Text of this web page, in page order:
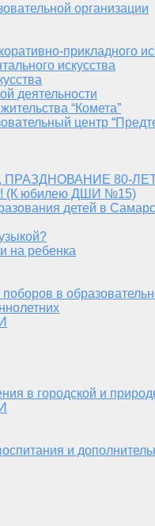
организации
прикладного
искусства
деятельности
“Комета”
центр
80-
(К юбилею ДШИ №15)
детей в
на ребенка
в
в городской и
и